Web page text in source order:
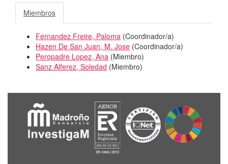
Miembros
Fernandez Freire, Paloma (Coordinador/a)
Hazen De San Juan, M. Jose (Coordinador/a)
Peropadre Lopez, Ana (Miembro)
Sanz Alferez, Soledad (Miembro)